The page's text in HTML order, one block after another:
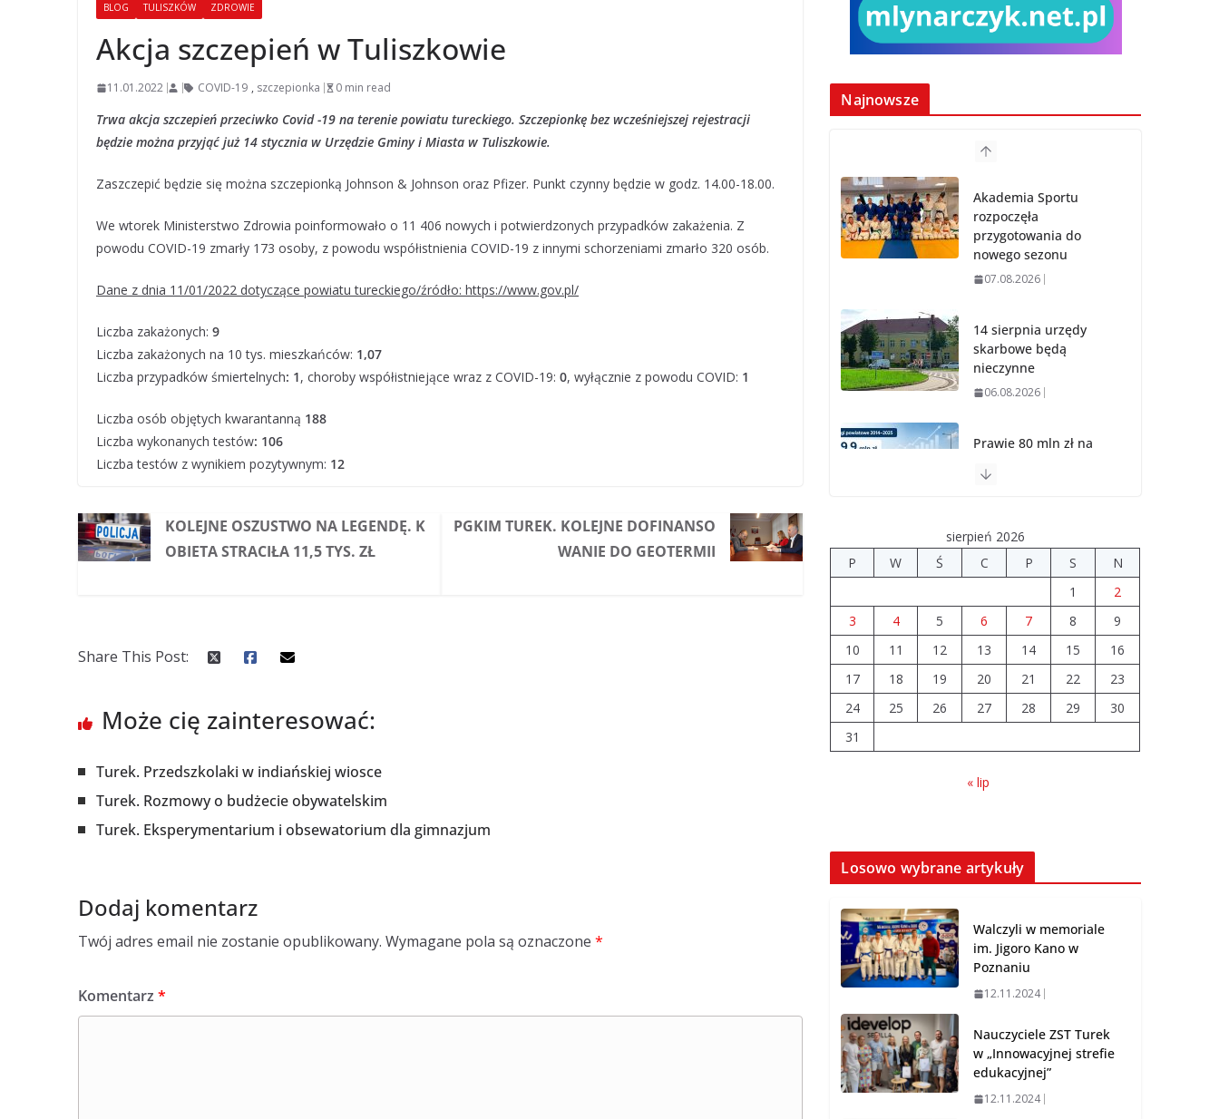
BLOG TULISZKÓW ZDROWIE
Akcja szczepień w Tuliszkowie
11.01.2022 COVID-19 , szczepionka 0 min read
Trwa akcja szczepień przeciwko Covid -19 na terenie powiatu tureckiego. Szczepionkę bez wcześniejszej rejestracji
będzie można przyjąć już 14 stycznia w Urzędzie Gminy i Miasta w Tuliszkowie.
Zaszczepić będzie się można szczepionką Johnson & Johnson oraz Pfizer. Punkt czynny będzie w godz. 14.00-18.00.
We wtorek Ministerstwo Zdrowia poinformowało o 11 406 nowych i potwierdzonych przypadków zakażenia. Z
powodu COVID-19 zmarły 173 osoby, z powodu współistnienia COVID-19 z innymi schorzeniami zmarło 320 osób.
Dane z dnia 11/01/2022 dotyczące powiatu tureckiego/źródło: https://www.gov.pl/
Liczba zakażonych: 9
Liczba zakażonych na 10 tys. mieszkańców: 1,07
Liczba przypadków śmiertelnych: 1, choroby współistniejące wraz z COVID-19: 0, wyłącznie z powodu COVID: 1
Liczba osób objętych kwarantanną 188
Liczba wykonanych testów: 106
Liczba testów z wynikiem pozytywnym: 12
KOLEJNE OSZUSTWO NA LEGENDĘ. K
OBIETA STRACIŁA 11,5 TYS. ZŁ
PGKIM TUREK. KOLEJNE DOFINANSO
WANIE DO GEOTERMII
Share This Post:
Może cię zainteresować:
Turek. Przedszkolaki w indiańskiej wiosce
Turek. Rozmowy o budżecie obywatelskim
Turek. Eksperymentarium i obsewatorium dla gimnazjum
Dodaj komentarz
Twój adres email nie zostanie opublikowany. Wymagane pola są oznaczone *
Komentarz *
Najnowsze
Akademia Sportu
rozpoczęła
przygotowania do
nowego sezonu
07.08.2026
14 sierpnia urzędy
skarbowe będą
nieczynne
06.08.2026
Prawie 80 mln zł na
gminy?
Szkoła we
Władysławowie
modernizację
06.08.2026
Prawie 20 tys. zł dla
dyrektora szpitala.
Podwyżka mimo
04.08.2026
miejsce trudno uznać
za sukces
sierpień 2026
P
W Ś C P S
N
1
2
3
4 5 6 7 8
9
10
11 12 13 14 15
16
17
18 19 20 21 22
23
24
25 26 27 28 29
30
31
« lip
Losowo wybrane artykuły
Walczyli w memoriale
im. Jigoro Kano w
Poznaniu
12.11.2024
Nauczyciele ZST Turek
w „Innowacyjnej strefie
edukacyjnej”
12.11.2024